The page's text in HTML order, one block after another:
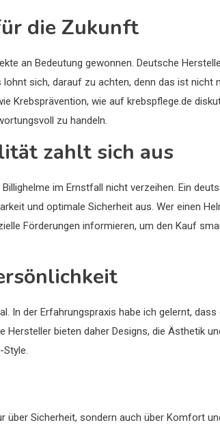
die Zukunft
an Bedeutung gewonnen. Deutsche
sich, darauf zu achten, denn das ist nicht
Krebsprävention, wie auf krebspflege.de
zu handeln.
zahlt sich aus
im Ernstfall nicht verzeihen. Ein
und optimale Sicherheit aus. Wer einen
Förderungen informieren, um den Kauf
In der Erfahrungspraxis habe ich gelernt, dass
bieten daher Designs, die Ästhetik
über Sicherheit, sondern auch über Komfort